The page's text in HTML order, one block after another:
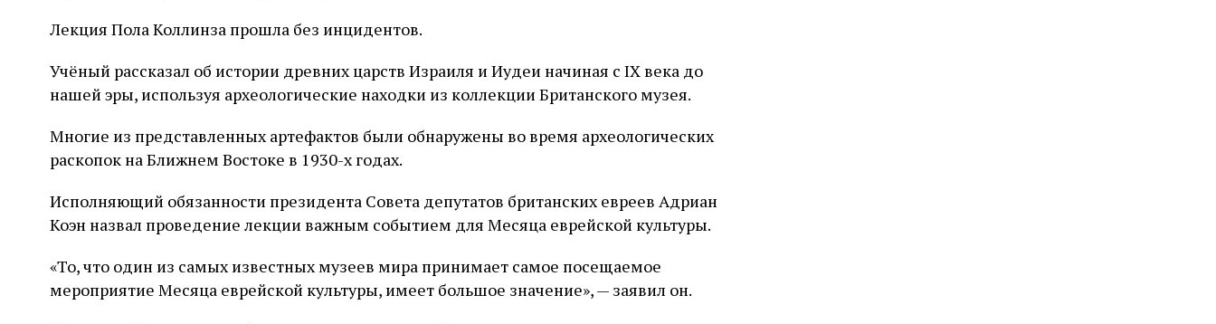
Лекция Пола Коллинза прошла без инцидентов.
Учёный рассказал об истории древних царств Израиля и Иудеи начиная с IX века до
нашей эры, используя археологические находки из коллекции Британского музея.
Многие из представленных артефактов были обнаружены во время археологических
раскопок на Ближнем Востоке в 1930-х годах.
Исполняющий обязанности президента Совета депутатов британских евреев Адриан
Коэн назвал проведение лекции важным событием для Месяца еврейской культуры.
«То, что один из самых известных музеев мира принимает самое посещаемое
мероприятие Месяца еврейской культуры, имеет большое значение», — заявил он.